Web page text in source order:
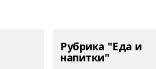
Рубрика "Еда и
напитки"